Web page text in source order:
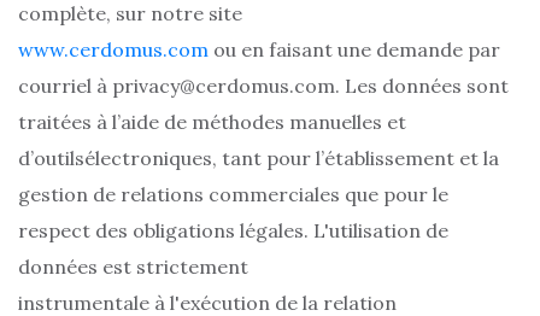
complète, sur notre site
www.cerdomus.com ou en faisant une demande par
courriel à privacy@cerdomus.com. Les données sont
traitées à l’aide de méthodes manuelles et
d’outilsélectroniques, tant pour l’établissement et la
gestion de relations commerciales que pour le
respect des obligations légales. L'utilisation de
données est strictement
instrumentale à l'exécution de la relation